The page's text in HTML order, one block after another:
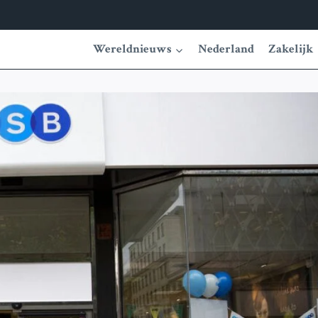
Wereldnieuws Nederland Zakelijk